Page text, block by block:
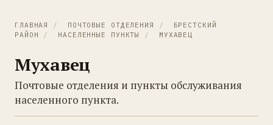
ГЛАВНАЯ / ПОЧТОВЫЕ ОТДЕЛЕНИЯ /
БРЕСТСКИЙ
РАЙОН
/ НАСЕЛЕННЫЕ ПУНКТЫ / МУХАВЕЦ
Мухавец
Почтовые отделения и пункты обслуживания
населенного пункта.